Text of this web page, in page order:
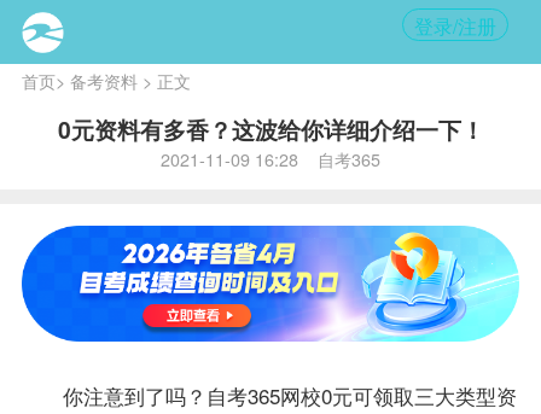
登录/注册
首页> 备考资料> 正文
0元资料有多香？这波给你详细介绍一下！
2021-11-09 16:28 自考365
你注意到了吗？自考365网校0元可领取三大类型资